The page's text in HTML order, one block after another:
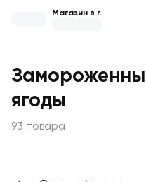
Магазин в г.
ягоды
93 товара